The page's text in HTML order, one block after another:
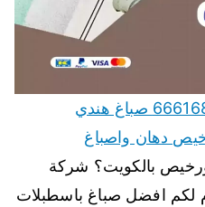
صباغ اسطبلات الجهراء 66616884 صباغ هندي
دهان واصباغ
بالكويت؟ شركة
لكم افضل صباغ باسطبلات